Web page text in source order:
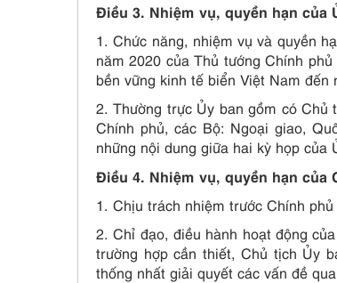
Điều 3. Nhiệm vụ, quyền hạn của
1. Chức năng, nhiệm vụ và quyền
năm 2020 của Thủ tướng Chính
bền vững kinh tế biển Việt Nam
2. Thường trực Ủy ban gồm có
Chính phủ, các Bộ: Ngoại giao,
những nội dung giữa hai kỳ họp của
Điều 4. Nhiệm vụ, quyền hạn của
1. Chịu trách nhiệm trước Chính
2. Chỉ đạo, điều hành hoạt động
trường hợp cần thiết, Chủ tịch Ủy
thống nhất giải quyết các vấn đề